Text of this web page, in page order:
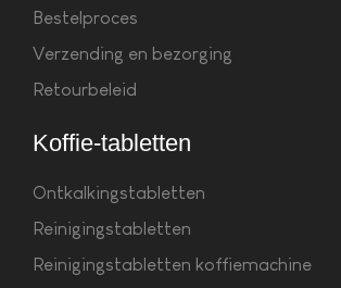
Bestelproces
Verzending en bezorging
Retourbeleid
Koffie-tabletten
Ontkalkingstabletten
Reinigingstabletten
Reinigingstabletten koffiemachine